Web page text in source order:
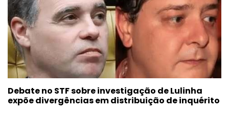
Debate no STF sobre investigação de Lulinha
expõe divergências em distribuição de inquérito